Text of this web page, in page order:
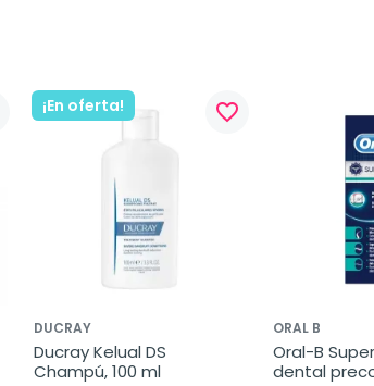
¡En oferta! favorite_border
DUCRAY
Ducray Kelual DS
Champú, 100 ml
ORAL B
Oral-B
dental